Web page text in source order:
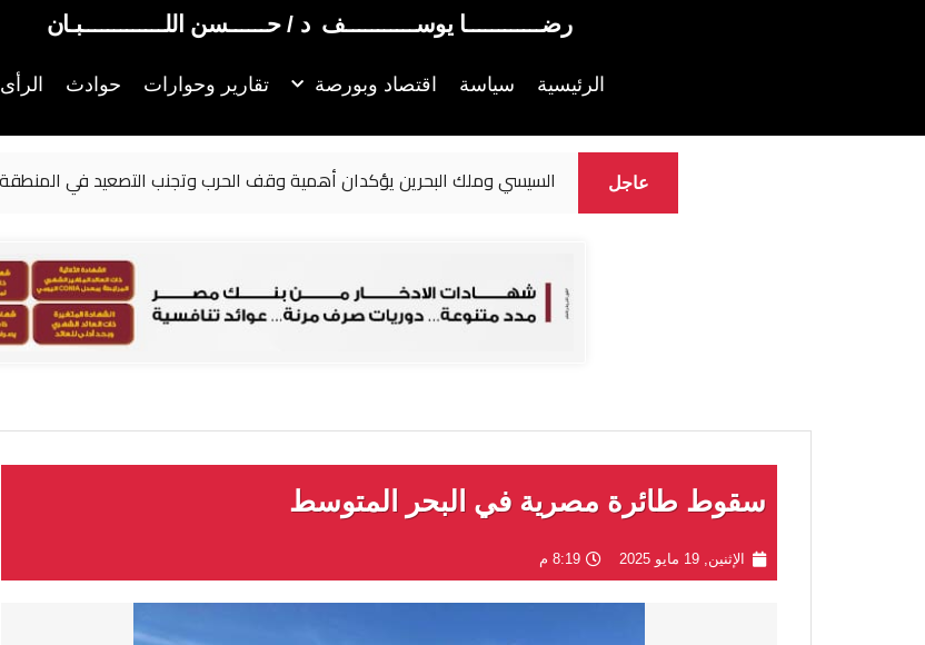
رضــــــــــــا يوســـــــــــف د / حــــــسن اللـــــــــــــبـان
الرئيسية سياسة اقتصاد وبورصة تقارير وحوارات حوادث الرأى
عاجل الحوثيون يعلنون تنفيذ عملية عسكرية واسعة ضد “قوات سعودية” في اليمن
سقوط طائرة مصرية في البحر المتوسط
الإثنين, 19 مايو 2025 8:19 م